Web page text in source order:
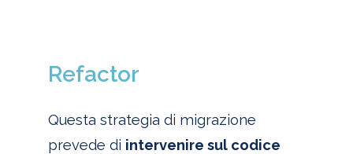
Refactor
Questa strategia di migrazione
prevede di intervenire sul codice